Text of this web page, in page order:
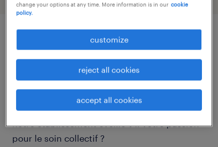
job details
descriptif du poste
Être Infirmier(e) (F/H) santé au travail dans
notre établissement éveille-t-il votre passion
pour le soin collectif ?
change your options at any time. More information is in our cookie
policy.
customize
reject all cookies
accept all cookies